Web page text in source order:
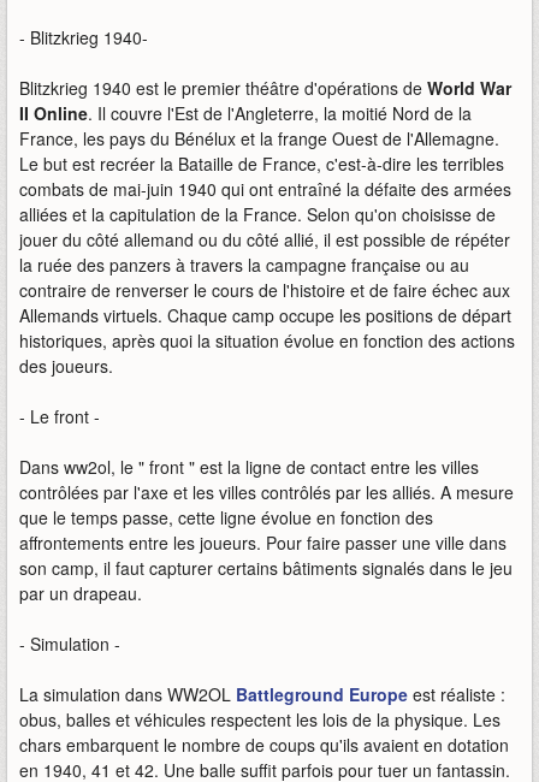
- Blitzkrieg 1940-
Blitzkrieg 1940 est le premier théâtre d'opérations de World War
II Online. Il couvre l'Est de l'Angleterre, la moitié Nord de la
France, les pays du Bénélux et la frange Ouest de l'Allemagne.
Le but est recréer la Bataille de France, c'est-à-dire les terribles
combats de mai-juin 1940 qui ont entraîné la défaite des armées
alliées et la capitulation de la France. Selon qu'on choisisse de
jouer du côté allemand ou du côté allié, il est possible de répéter
la ruée des panzers à travers la campagne française ou au
contraire de renverser le cours de l'histoire et de faire échec aux
Allemands virtuels. Chaque camp occupe les positions de départ
historiques, après quoi la situation évolue en fonction des actions
des joueurs.
- Le front -
Dans ww2ol, le " front " est la ligne de contact entre les villes
contrôlées par l'axe et les villes contrôlés par les alliés. A mesure
que le temps passe, cette ligne évolue en fonction des
affrontements entre les joueurs. Pour faire passer une ville dans
son camp, il faut capturer certains bâtiments signalés dans le jeu
par un drapeau.
- Simulation -
La simulation dans WW2OL Battleground Europe est réaliste :
obus, balles et véhicules respectent les lois de la physique. Les
chars embarquent le nombre de coups qu'ils avaient en dotation
en 1940, 41 et 42. Une balle suffit parfois pour tuer un fantassin.